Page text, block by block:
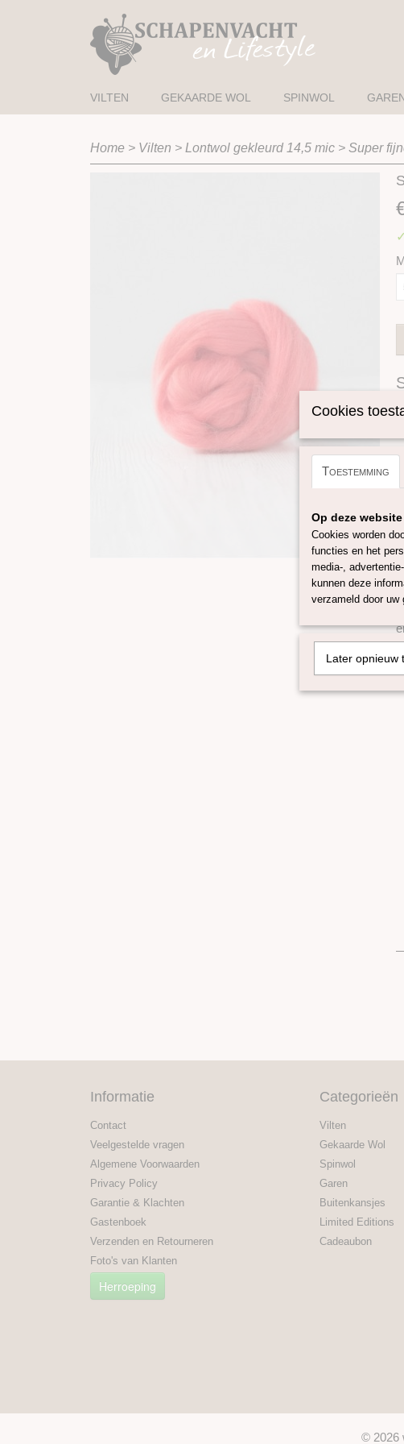
VILTEN GEKAARDE WOL SPINWOL
Home > Vilten > Lontwol gekleurd 14,5 mic > Super
✓
Informatie
Contact
Veelgestelde vragen
Algemene Voorwaarden
Privacy Policy
Garantie & Klachten
Gastenboek
Verzenden en Retourneren
Foto's van Klanten
Herroeping
Categorieën
Vilten
Gekaarde Wol
Spinwol
Garen
Buitenkansjes
Limited Editions
Cadeaubon
© 2026
Cookies
Toestemming
Op deze
Cookies worden
functies en het
media-,
kunnen deze
verzameld door uw
Later opnieuw